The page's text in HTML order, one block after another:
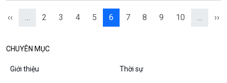
‹‹ … 2 3 4 5 6 7 8 9 10 … ››
CHUYÊN MỤC
Giới thiệu Thời sự